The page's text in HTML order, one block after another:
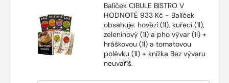
Balíček CIBULE BISTRO V
HODNOTĚ 933 Kč - Balíček
obsahuje: hovězí (1l), kuřecí (1l),
zeleninový (1l) a pho vývar (1l) +
hráškovou (1l) a tomatovou
polévku (1l) + knížka Bez vývaru
neuvaříš.